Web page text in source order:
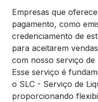
Empresas que
pagamento, como
credenciamento de
para aceitarem
com nosso serviço de
Esse serviço é
o SLC - Serviço de
proporcionando